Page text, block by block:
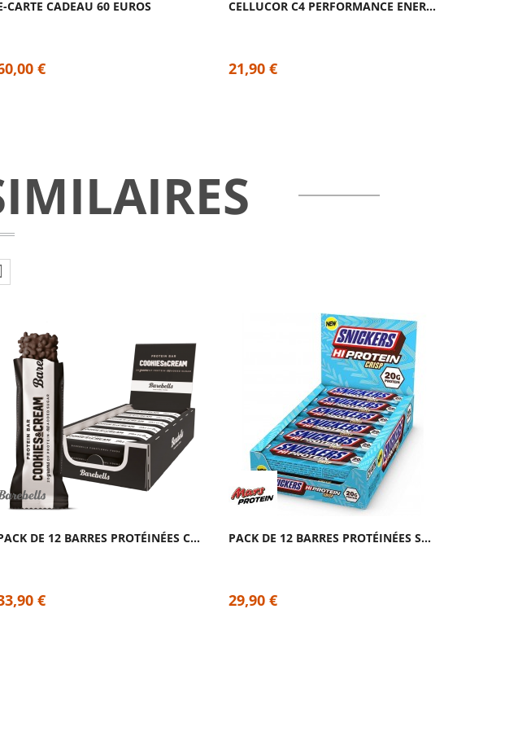
CARTE CADEAU 60 EUROS
€
CELLUCOR C4 PERFORMANCE ENERGY – TWISTADE...
21,90 €
PACK DE 12 BARRES PROTÉINÉES COOKIES ET...
€
PACK DE 12 BARRES PROTÉINÉES SNICKERS...
29,90 €